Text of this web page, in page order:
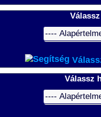
Válassz